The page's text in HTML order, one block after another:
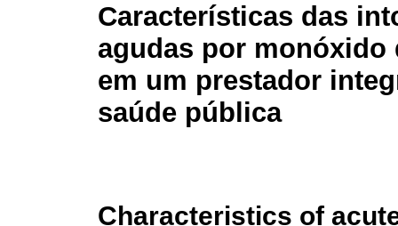
Características das
agudas por monóxido
em um prestador
saúde pública
Characteristics of